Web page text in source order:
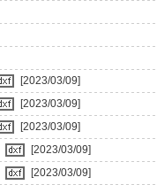
[2023/03/09]
[2023/03/09]
[2023/03/09]
[2023/03/09]
[2023/03/09]